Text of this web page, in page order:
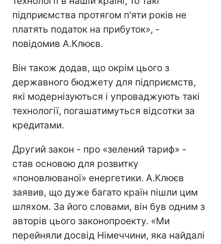
підприємства протягом п'яти років не
платять податок на прибуток», -
повідомив А.Клюєв.
Він також додав, що окрім цього з
державного бюджету для підприємств,
які модернізуються і упроваджують такі
технології, погашатимуться відсотки за
кредитами.
Другий закон - про «зелений тариф» -
став основою для розвитку
«поновлюваної» енергетики. А.Клюєв
заявив, що дуже багато країн пішли цим
шляхом. За його словами, він був одним з
авторів цього законопроекту. «Ми
перейняли досвід Німеччини, яка найдалі